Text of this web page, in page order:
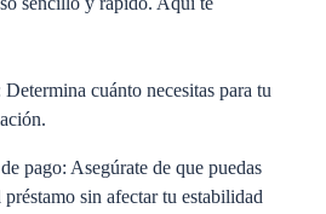
Determina cuánto necesitas para tu
pago: Asegúrate de que puedas
sin afectar tu estabilidad